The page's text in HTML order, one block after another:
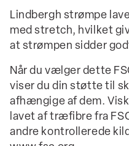
Lindbergh strømpe
med stretch, hvilket
at strømpen sidder
Når du vælger dette
viser du din støtte til
afhængige af dem.
lavet af træfibre fra
andre kontrollerede